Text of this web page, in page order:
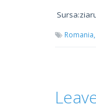
Romania,